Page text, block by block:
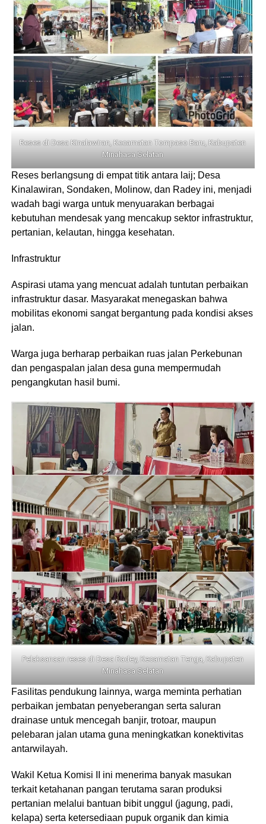
Reses di Desa Kinalawiran, Kecamatan Tompaso Baru, Kabupaten
Minahasa Selatan
Reses berlangsung di empat titik antara laij; Desa
Kinalawiran, Sondaken, Molinow, dan Radey ini, menjadi
wadah bagi warga untuk menyuarakan berbagai
kebutuhan mendesak yang mencakup sektor infrastruktur,
pertanian, kelautan, hingga kesehatan.
Infrastruktur
Aspirasi utama yang mencuat adalah tuntutan perbaikan
infrastruktur dasar. Masyarakat menegaskan bahwa
mobilitas ekonomi sangat bergantung pada kondisi akses
jalan.
Warga juga berharap perbaikan ruas jalan Perkebunan
dan pengaspalan jalan desa guna mempermudah
pengangkutan hasil bumi.
Pelaksanaan reses di Desa Radey, Kecamatan Tenga, Kabupaten
Minahasa Selatan
Fasilitas pendukung lainnya, warga meminta perhatian
perbaikan jembatan penyeberangan serta saluran
drainase untuk mencegah banjir, trotoar, maupun
pelebaran jalan utama guna meningkatkan konektivitas
antarwilayah.
Wakil Ketua Komisi II ini menerima banyak masukan
terkait ketahanan pangan terutama saran produksi
pertanian melalui bantuan bibit unggul (jagung, padi,
kelapa) serta ketersediaan pupuk organik dan kimia